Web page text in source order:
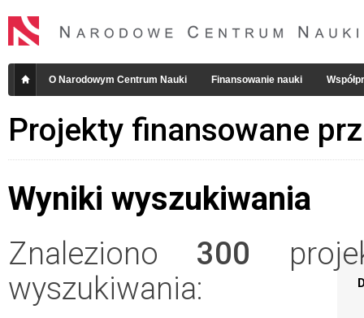
O Narodowym Centrum Nauki Finansowanie nauki
Projekty finansowane
Wyniki wyszukiwania
Znaleziono 300
wyszukiwania: